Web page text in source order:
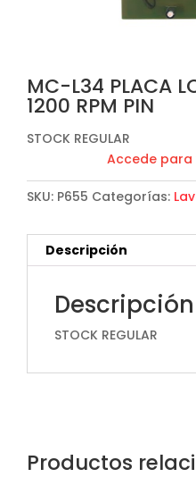
MC-L34 PLACA
1200 RPM PIN
STOCK REGULAR
Accede para
SKU: P655 Categorías:
Descripción
Descripción
STOCK REGULAR
Productos